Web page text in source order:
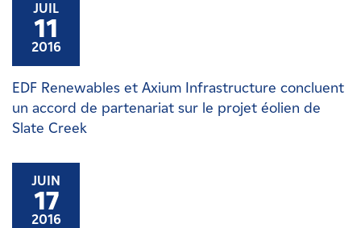
JUIL
11
2016
EDF Renewables et Axium Infrastructure concluent
un accord de partenariat sur le projet éolien de
Slate Creek
JUIN
17
2016